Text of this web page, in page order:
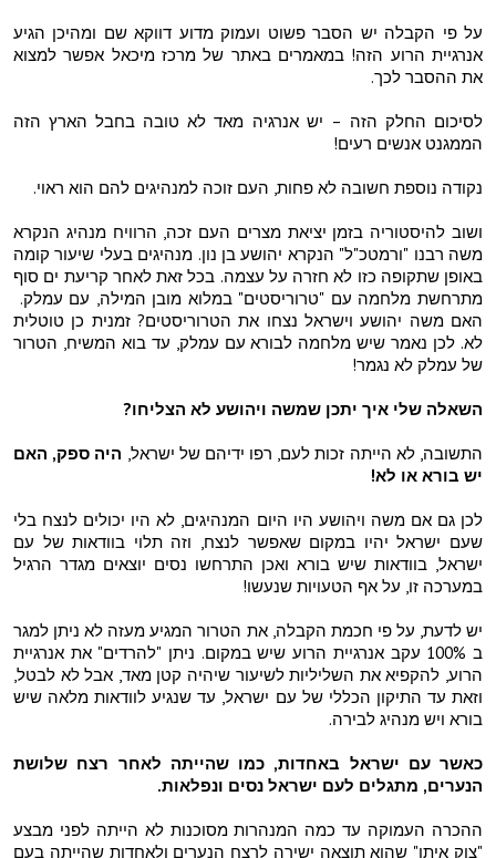
על פי הקבלה יש הסבר פשוט ועמוק מדוע דווקא שם ומהיכן הגיע
אנרגיית הרוע הזה! במאמרים באתר של מרכז מיכאל אפשר למצוא
את ההסבר לכך.
לסיכום החלק הזה – יש אנרגיה מאד לא טובה בחבל הארץ הזה
הממגנט אנשים רעים!
נקודה נוספת חשובה לא פחות, העם זוכה למנהיגים להם הוא ראוי.
ושוב להיסטוריה בזמן יציאת מצרים העם זכה, הרוויח מנהיג הנקרא
משה רבנו "ורמטכ"ל" הנקרא יהושע בן נון. מנהיגים בעלי שיעור קומה
באופן שתקופה כזו לא חזרה על עצמה. בכל זאת לאחר קריעת ים סוף
מתרחשת מלחמה עם "טרוריסטים" במלוא מובן המילה, עם עמלק.
האם משה יהושע וישראל נצחו את הטרוריסטים? זמנית כן טוטלית
לא. לכן נאמר שיש מלחמה לבורא עם עמלק, עד בוא המשיח, הטרור
של עמלק לא נגמר!
השאלה שלי איך יתכן שמשה ויהושע לא הצליחו?
התשובה, לא הייתה זכות לעם, רפו ידיהם של ישראל, היה ספק, האם
יש בורא או לא!
לכן גם אם משה ויהושע היו היום המנהיגים, לא היו יכולים לנצח בלי
שעם ישראל יהיו במקום שאפשר לנצח, וזה תלוי בוודאות של עם
ישראל, בוודאות שיש בורא ואכן התרחשו נסים יוצאים מגדר הרגיל
במערכה זו, על אף הטעויות שנעשו!
יש לדעת, על פי חכמת הקבלה, את הטרור המגיע מעזה לא ניתן למגר
ב 100% עקב אנרגיית הרוע שיש במקום. ניתן "להרדים" את אנרגיית
הרוע, להקפיא את השליליות לשיעור שיהיה קטן מאד, אבל לא לבטל,
וזאת עד התיקון הכללי של עם ישראל, עד שנגיע לוודאות מלאה שיש
בורא ויש מנהיג לבירה.
כאשר עם ישראל באחדות, כמו שהייתה לאחר רצח שלושת
הנערים, מתגלים לעם ישראל נסים ונפלאות.
ההכרה העמוקה עד כמה המנהרות מסוכנות לא הייתה לפני מבצע
"צוק איתן" שהוא תוצאה ישירה לרצח הנערים ולאחדות שהייתה בעם